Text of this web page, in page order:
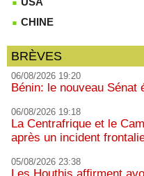
CHINE
BRÈVES
06/08/2026 19:20
Bénin: le nouveau Sénat
06/08/2026 19:18
La Centrafrique et le
après un incident
05/08/2026 23:38
Les Houthis affirment